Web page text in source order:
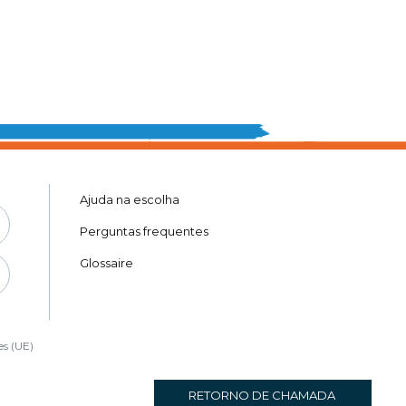
Ajuda na escolha
Perguntas frequentes
Glossaire
(UE)
RETORNO DE CHAMADA